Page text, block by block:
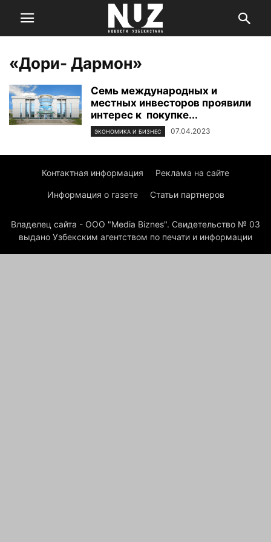
«Дори- Дармон»
Семь международных и
местных инвесторов проявили
интерес к покупке...
ЭКОНОМИКА И БИЗНЕС 07.04.2023
Контактная информация Реклама на сайте
Информация о газете Статьи партнеров
Владелец сайта - ООО "Media Biznes". Свидетельство № 03
выдано Узбекским агентством по печати и информации